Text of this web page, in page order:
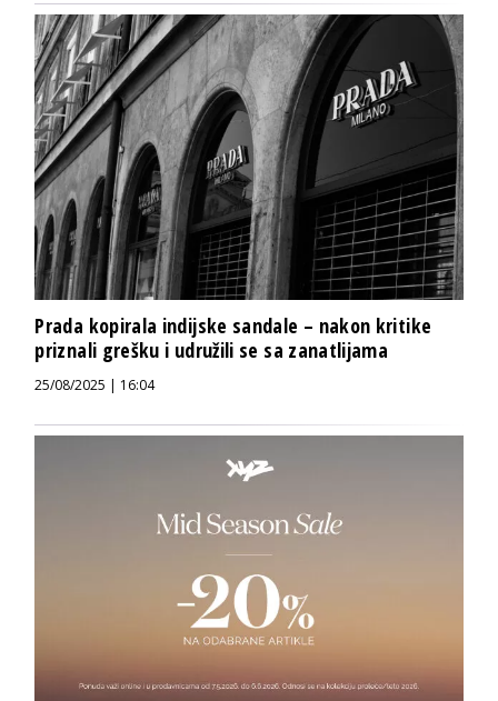
Prada kopirala indijske sandale – nakon kritike
priznali grešku i udružili se sa zanatlijama
25/08/2025 | 16:04